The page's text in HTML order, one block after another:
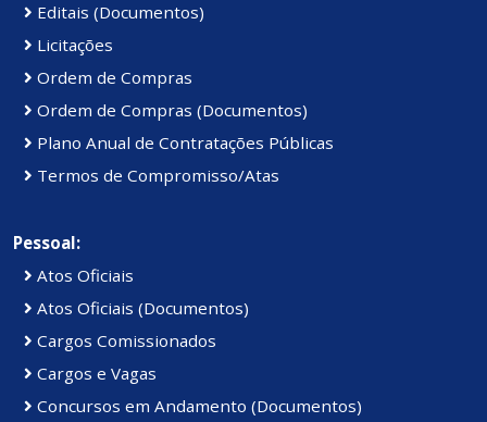
Editais (Documentos)
Licitações
Ordem de Compras
Ordem de Compras (Documentos)
Plano Anual de Contratações Públicas
Termos de Compromisso/Atas
Pessoal:
Atos Oficiais
Atos Oficiais (Documentos)
Cargos Comissionados
Cargos e Vagas
Concursos em Andamento (Documentos)